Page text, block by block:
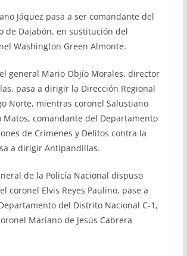
Jáquez pasa a ser comandante del
de Dajabón, en sustitución del
Washington Green Almonte.
general Mario Objío Morales, director
pasa a dirigir la Dirección Regional
Norte, mientras coronel Salustiano
Matos, comandante del Departamento
de Crímenes y Delitos contra la
a dirigir Antipandillas.
de la Policía Nacional dispuso
coronel Elvis Reyes Paulino, pase a
del Distrito Nacional C-1,
Mariano de Jesús Cabrera